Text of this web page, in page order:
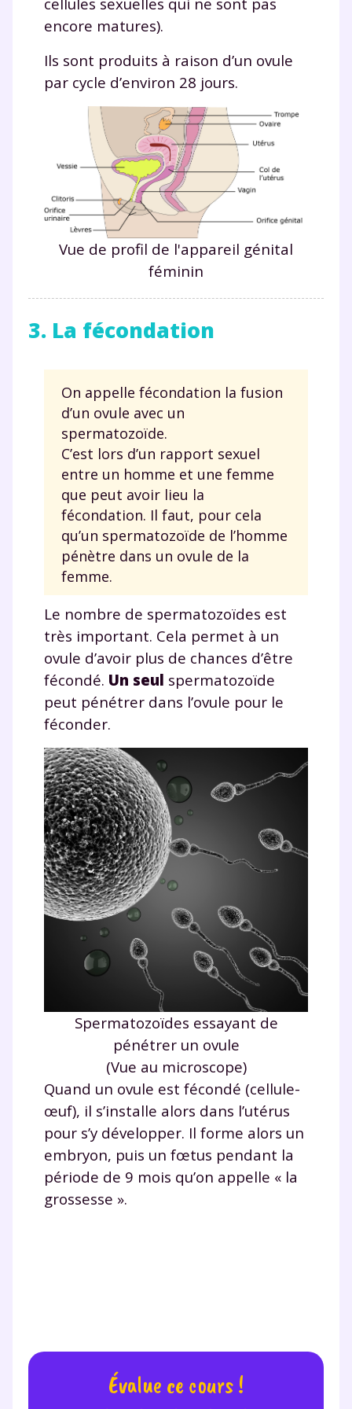
encore matures).
Ils sont produits à raison d’un ovule
par cycle d’environ 28 jours.
Vue de profil de l'appareil génital
féminin
3. La fécondation
On appelle fécondation la fusion
d’un ovule avec un
spermatozoïde.
C’est lors d’un rapport sexuel
entre un homme et une femme
que peut avoir lieu la
fécondation. Il faut, pour cela
qu’un spermatozoïde de l’homme
pénètre dans un ovule de la
femme.
Le nombre de spermatozoïdes est
très important. Cela permet à un
ovule d’avoir plus de chances d’être
fécondé. Un seul spermatozoïde
peut pénétrer dans l’ovule pour le
féconder.
Spermatozoïdes essayant de
pénétrer un ovule
(Vue au microscope)
Quand un ovule est fécondé (cellule-
œuf), il s’installe alors dans l’utérus
pour s’y développer. Il forme alors un
embryon, puis un fœtus pendant la
période de 9 mois qu’on appelle « la
grossesse ».
Évalue ce cours !
Envie de progresser
et de réussir votre
année scolaire ?
Testez gratuitement
pendant 24h notre
plateforme de soutien
scolaire !
Des profs expérimentés disponibles
à la demande par tchat, audio ou